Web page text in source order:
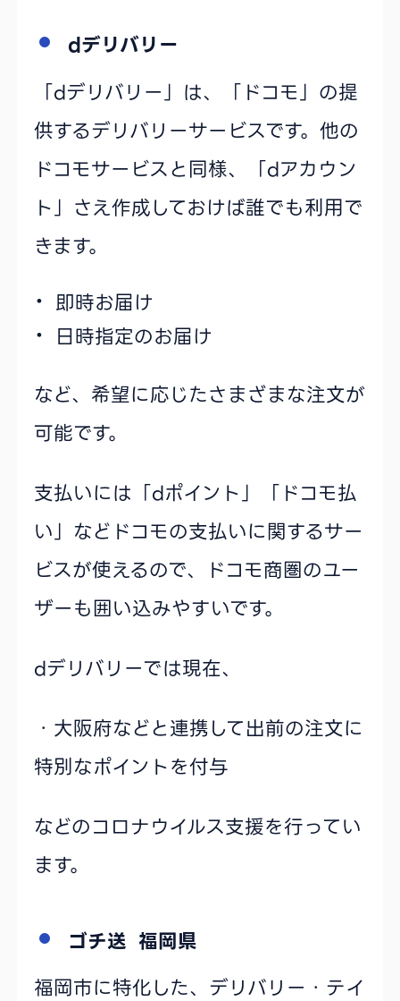
dデリバリー
「dデリバリー」は、「ドコモ」の提
供するデリバリーサービスです。他の
ドコモサービスと同様、「dアカウン
ト」さえ作成しておけば誰でも利用で
きます。
即時お届け
日時指定のお届け
など、希望に応じたさまざまな注文が
可能です。
支払いには「dポイント」「ドコモ払
い」などドコモの支払いに関するサー
ビスが使えるので、ドコモ商圏のユー
ザーも囲い込みやすいです。
dデリバリーでは現在、
・大阪府などと連携して出前の注文に
特別なポイントを付与
などのコロナウイルス支援を行ってい
ます。
ゴチ送 福岡県
福岡市に特化した、デリバリー・テイ